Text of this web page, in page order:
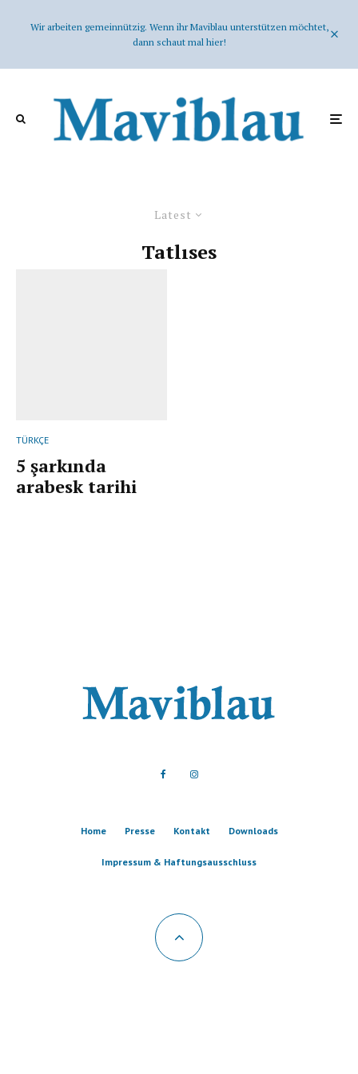
Wir arbeiten gemeinnützig. Wenn ihr Maviblau unterstützen möchtet,
dann schaut mal hier!
Latest
Tatlıses
TÜRKÇE
5 şarkında
arabesk tarihi
Home Presse Kontakt Downloads
Impressum & Haftungsausschluss